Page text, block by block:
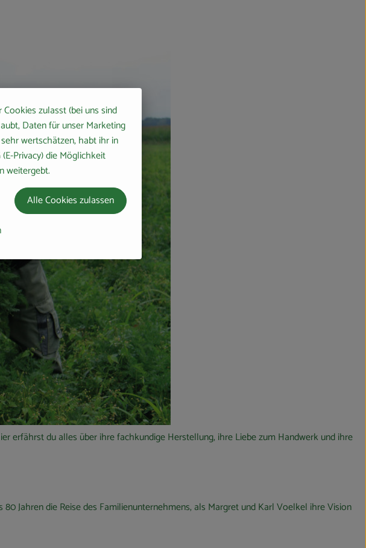
erfährst du alles über ihre fachkundige Herstellung, ihre Liebe zum Handwerk und ihre
Jahren die Reise des Familienunternehmens, als Margret und Karl Voelkel ihre Vision
zulasst (bei uns sind
Daten für unser Marketing
wertschätzen, habt ihr in
Privacy) die Möglichkeit
weitergebt.
Alle Cookies zulassen